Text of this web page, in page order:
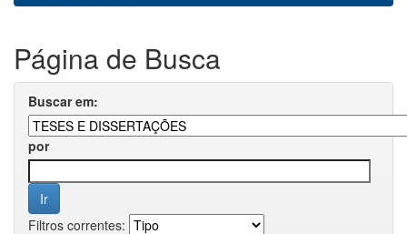
Página de Busca
Buscar em:
por
Filtros correntes: